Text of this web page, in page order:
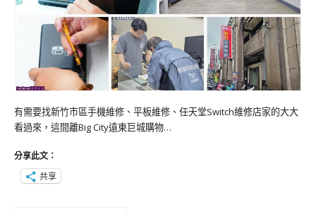
有需要找新竹市區手機維修、平板維修、任天堂Switch維修店家的大大
看過來，這間離Big City遠東巨城購物…
分享此文：
共享